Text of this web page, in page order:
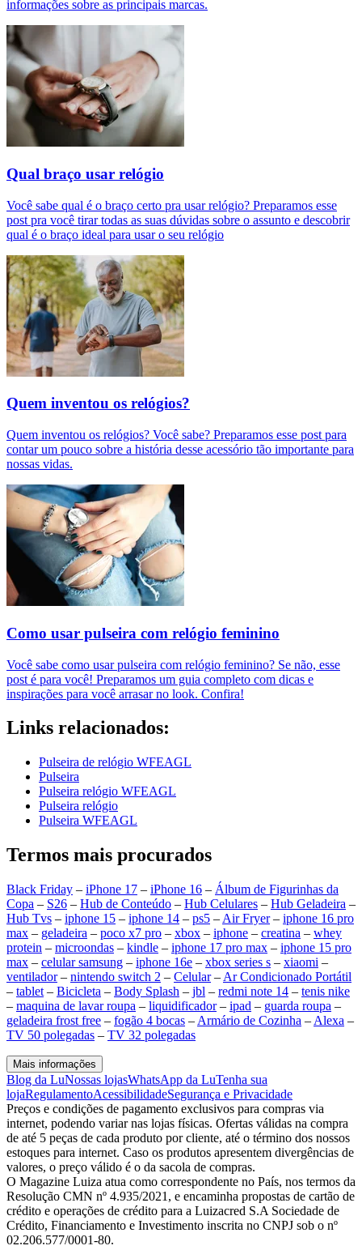
informações sobre as principais marcas.
Qual braço usar relógio
Você sabe qual é o braço certo pra usar relógio? Preparamos esse
post pra você tirar todas as suas dúvidas sobre o assunto e descobrir
qual é o braço ideal para usar o seu relógio
Quem inventou os relógios?
Quem inventou os relógios? Você sabe? Preparamos esse post para
contar um pouco sobre a história desse acessório tão importante para
nossas vidas.
Como usar pulseira com relógio feminino
Você sabe como usar pulseira com relógio feminino? Se não, esse
post é para você! Preparamos um guia completo com dicas e
inspirações para você arrasar no look. Confira!
Links relacionados:
Pulseira de relógio WFEAGL
Pulseira
Pulseira relógio WFEAGL
Pulseira relógio
Pulseira WFEAGL
Termos mais procurados
Black Friday – iPhone 17 – iPhone 16 – Álbum de Figurinhas da
Copa – S26 – Hub de Conteúdo – Hub Celulares – Hub Geladeira –
Hub Tvs – iphone 15 – iphone 14 – ps5 – Air Fryer– iphone 16 pro
max – geladeira – poco x7 pro – xbox – iphone – creatina – whey
protein – microondas – kindle – iphone 17 pro max – iphone 15 pro
max – celular samsung – iphone 16e – xbox series s – xiaomi –
ventilador– nintendo switch 2 – Celular– Ar Condicionado Portátil
– tablet – Bicicleta – Body Splash – jbl – redmi note 14 – tenis nike
– maquina de lavar roupa – liquidificador– ipad – guarda roupa –
geladeira frost free – fogão 4 bocas – Armário de Cozinha – Alexa –
TV 50 polegadas – TV 32 polegadas
Mais informações
Blog da LuNossas lojasWhatsApp da LuTenha sua
lojaRegulamentoAcessibilidadeSegurança e Privacidade
Preços e condições de pagamento exclusivos para compras via
internet, podendo variar nas lojas físicas. Ofertas válidas na compra
de até 5 peças de cada produto por cliente, até o término dos nossos
estoques para internet. Caso os produtos apresentem divergências de
valores, o preço válido é o da sacola de compras.
O Magazine Luiza atua como correspondente no País, nos termos da
Resolução CMN nº 4.935/2021, e encaminha propostas de cartão de
crédito e operações de crédito para a Luizacred S.A Sociedade de
Crédito, Financiamento e Investimento inscrita no CNPJ sob o nº
02.206.577/0001-80.